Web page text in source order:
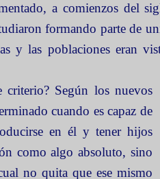
a comienzos del
formando parte de
y las poblaciones eran
criterio? Según los nuevos
cuando es capaz de
en él y tener hijos
como algo absoluto, sino
no quita que ese mismo